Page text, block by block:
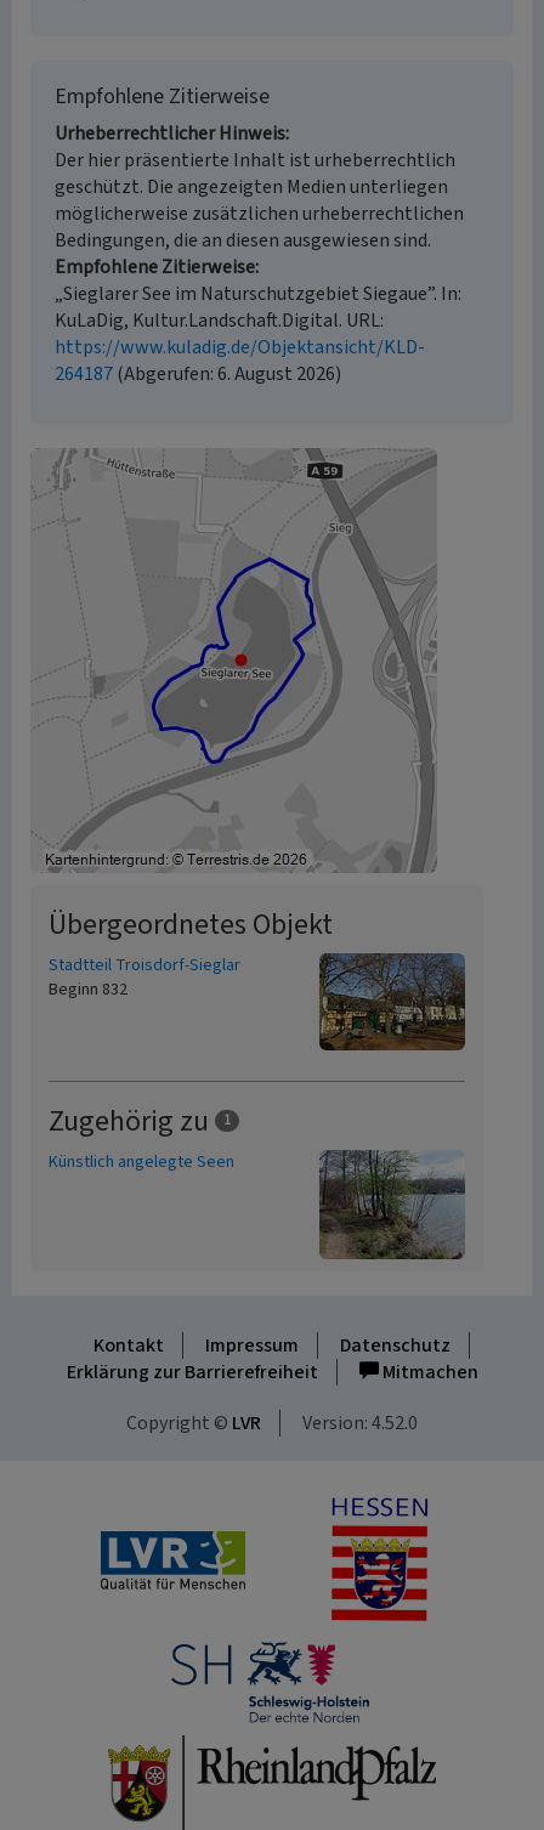
Empfohlene Zitierweise
Urheberrechtlicher Hinweis
Der hier präsentierte Inhalt ist urheberrechtlich
geschützt. Die angezeigten Medien unterliegen
möglicherweise zusätzlichen urheberrechtlichen
Bedingungen, die an diesen ausgewiesen sind.
Empfohlene Zitierweise
„Sieglarer See im Naturschutzgebiet Siegaue”. In:
KuLaDig, Kultur.Landschaft.Digital. URL:
https://www.kuladig.de/Objektansicht/KLD-
264187(Abgerufen: 6. August 2026)
Übergeordnetes Objekt
Stadtteil Troisdorf-Sieglar
Beginn 832
Zugehörig zu 1
Künstlich angelegte Seen
Kontakt Impressum
Datenschutz
Erklärung zur Barrierefreiheit
Mitmachen
Copyright © LVR Version: 4.52.0